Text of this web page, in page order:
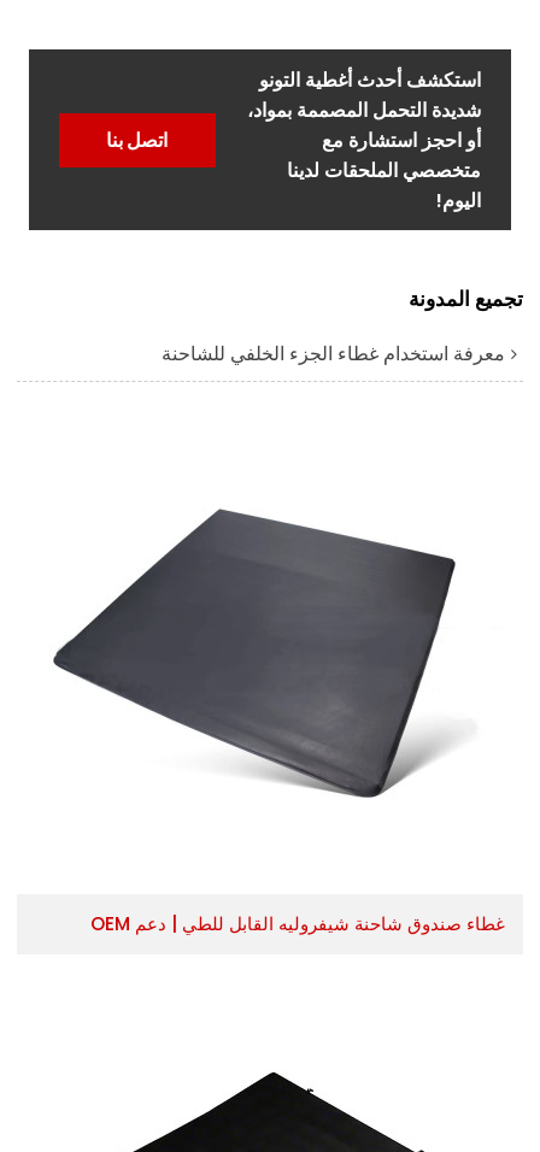
استكشف أحدث أغطية التونو
شديدة التحمل المصممة بمواد،
أو احجز استشارة مع
متخصصي الملحقات لدينا
اليوم!
اتصل بنا
تجميع المدونة
معرفة استخدام غطاء الجزء الخلفي للشاحنة
غطاء صندوق شاحنة شيفروليه القابل للطي | دعم OEM